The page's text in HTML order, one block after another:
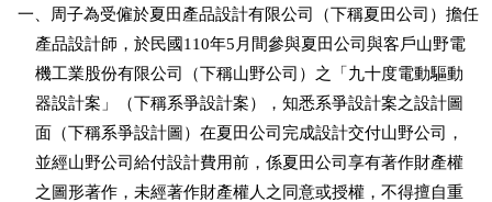
一、周子為受僱於夏田產品設計有限公司（下稱夏田公司）擔任
    產品設計師，於民國110年5月間參與夏田公司與客戶山野電
    機工業股份有限公司（下稱山野公司）之「九十度電動驅動
    器設計案」（下稱系爭設計案），知悉系爭設計案之設計圖
    面（下稱系爭設計圖）在夏田公司完成設計交付山野公司，
    並經山野公司給付設計費用前，係夏田公司享有著作財產權
    之圖形著作，未經著作財產權人之同意或授權，不得擅自重